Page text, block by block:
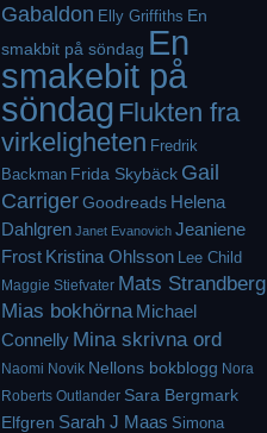
Gabaldon Elly Griffiths En
smakbit på söndag En
smakebit på
söndag Flukten fra
virkeligheten Fredrik
Backman Frida Skybäck Gail
CarrigerGoodreads Helena
Dahlgren Janet Evanovich Jeaniene
Frost Kristina Ohlsson Lee Child
Maggie Stiefvater Mats Strandberg
Mias bokhörna Michael
Connelly Mina skrivna ord
Naomi Novik Nellons bokblogg Nora
Roberts Outlander Sara Bergmark
Elfgren Sarah J Maas Simona